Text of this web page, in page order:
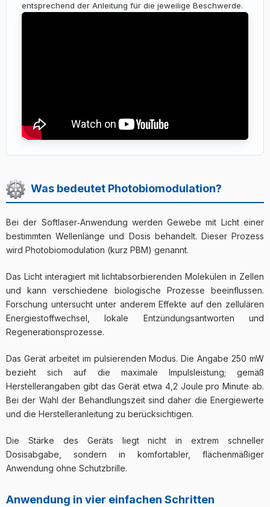
entsprechend der Anleitung für die jeweilige Beschwerde.
Was bedeutet Photobiomodulation?
Bei der Softlaser‑Anwendung werden Gewebe mit Licht einer
bestimmten Wellenlänge und Dosis behandelt. Dieser Prozess
wird Photobiomodulation (kurz PBM) genannt.
Das Licht interagiert mit lichtabsorbierenden Molekülen in Zellen
und kann verschiedene biologische Prozesse beeinflussen.
Forschung untersucht unter anderem Effekte auf den zellulären
Energiestoffwechsel, lokale Entzündungsantworten und
Regenerationsprozesse.
Das Gerät arbeitet im pulsierenden Modus. Die Angabe 250 mW
bezieht sich auf die maximale Impulsleistung; gemäß
Herstellerangaben gibt das Gerät etwa 4,2 Joule pro Minute ab.
Bei der Wahl der Behandlungszeit sind daher die Energiewerte
und die Herstelleranleitung zu berücksichtigen.
Die Stärke des Geräts liegt nicht in extrem schneller
Dosisabgabe, sondern in komfortabler, flächenmäßiger
Anwendung ohne Schutzbrille.
Anwendung in vier einfachen Schritten